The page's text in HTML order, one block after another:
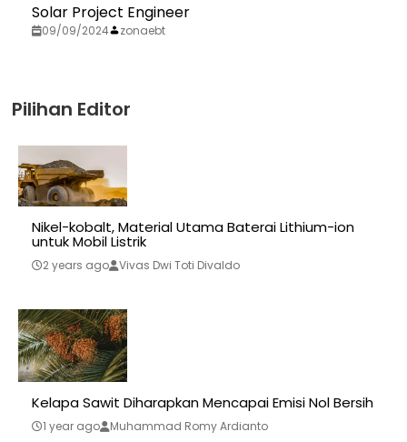
Solar Project Engineer
09/09/2024 zonaebt
Pilihan Editor
Nikel-kobalt, Material Utama Baterai Lithium-ion
untuk Mobil Listrik
2 years ago Vivas Dwi Toti Divaldo
Kelapa Sawit Diharapkan Mencapai Emisi Nol Bersih
1 year ago Muhammad Romy Ardianto